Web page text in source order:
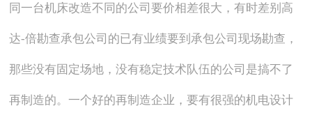
同一台机床改造不同的公司要价相差很大，有时差别高
达-倍勘查承包公司的已有业绩要到承包公司现场勘查，
那些没有固定场地，没有稳定技术队伍的公司是搞不了
再制造的。一个好的再制造企业，要有很强的机电设计